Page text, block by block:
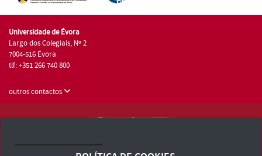
Universidade de Évora
Largo dos Colegiais, Nº 2
7004-516 Évora
tlf: +351 266 740 800
outros contactos
Consulte os Termos e Condições e Política de Privacidade